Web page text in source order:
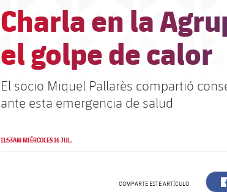
Charla en la
el golpe de calor
El socio Miquel Pallarès compartió
ante esta emergencia de salud
11:53AM MIÉRCOLES 16 JUL.
COMPARTE ESTE ARTÍCULO